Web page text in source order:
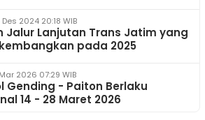
2024 20:18 WIB
Jalur Lanjutan Trans Jatim yang
pada 2025
2026 07:29 WIB
Gending - Paiton Berlaku
14 - 28 Maret 2026